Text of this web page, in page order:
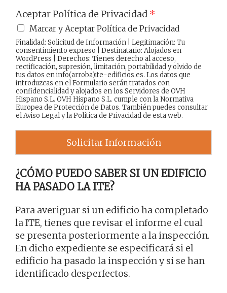
Aceptar Política de Privacidad *
Marcar y Aceptar Política de Privacidad
Finalidad: Solicitud de Información | Legitimación: Tu
consentimiento expreso | Destinatario: Alojados en
WordPress | Derechos: Tienes derecho al acceso,
rectificación, supresión, limitación, portabilidad y olvido de
tus datos en info(arroba)ite-edificios.es. Los datos que
introduzcas en el Formulario serán tratados con
confidencialidad y alojados en los Servidores de OVH
Hispano S.L. OVH Hispano S.L. cumple con la Normativa
Europea de Protección de Datos. También puedes consultar
elAviso Legaly laPolítica de Privacidadde esta web.
Solicitar Información
¿CÓMO PUEDO SABER SI UN EDIFICIO
HA PASADO LA ITE?
Para averiguar si un edificio ha completado
la ITE, tienes que revisar el informe el cual
se presenta posteriormente a la inspección.
En dicho expediente se especificará si el
edificio ha pasado la inspección y si se han
identificado desperfectos.